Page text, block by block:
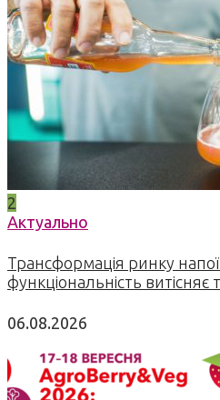
2
Актуально
Трансформація ринку
функціональність
06.08.2026